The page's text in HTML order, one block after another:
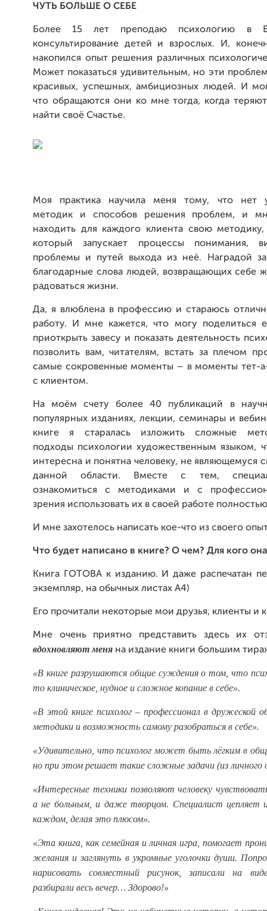
ЧУТЬ БОЛЬШЕ О СЕБЕ
Более 15 лет преподаю психологию в
консультирование детей и взрослых. И,
накопился опыт решения различных
Может показаться удивительным, но эти
красивых, успешных, амбициозных людей. И
что обращаются они ко мне тогда, когда
найти своё Счастье.
Моя практика научила меня тому, что нет
методик и способов решения проблем, и
находить для каждого клиента свою методику,
который запускает процессы понимания,
проблемы и путей выхода из неё. Наградой
благодарные слова людей, возвращающих себе
радоваться жизни.
Да, я влюблена в профессию и стараюсь
работу. И мне кажется, что могу поделиться
приоткрыть завесу и показать деятельность
позволить вам, читателям, встать за плечом
самые сокровенные моменты – в моменты тет-а-
с клиентом.
На моём счету более 40 публикаций в
популярных изданиях, лекции, семинары и
книге я старалась изложить сложные
подходы психологии художественным языком,
интересна и понятна человеку, не являющемуся
данной области. Вместе с тем,
ознакомиться с методиками и с
зрения использовать их в своей работе
И мне захотелось написать кое-что из своего
Что будет написано в книге? О чем? Для кого
Книга ГОТОВА к изданию. И даже распечатан
экземпляр, на обычных листах А4)
Его прочитали некоторые мои друзья, клиенты и
Мне очень приятно представить здесь их
вдохновляют меня на издание книги большим
«В книге разрушаются общие суждения о том, что
то клиническое, нудное и сложное копание в себе».
«В этой книге психолог – профессионал в дружеской
методики и возможность самому разобраться в себе».
«Удивительно, что психолог может быть лёгким в
но при этом решает такие сложные задачи (из
«Интересные техники позволяют человеку
а не больным, и даже творцом. Специалист цепляет
каждом, делая это плюсом».
«Эта книга, как семейная и личная игра, помогает
желания и заглянуть в укромные уголочки души.
нарисовать совместный рисунок, записали на
разбирали весь вечер… Здорово!»